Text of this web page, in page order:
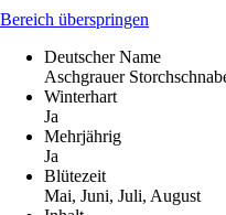
Bereich überspringen
Deutscher Name
Aschgrauer
Winterhart
Ja
Mehrjährig
Ja
Blütezeit
Mai, Juni, Juli, August